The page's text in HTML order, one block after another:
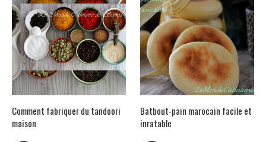
Comment fabriquer du tandoori
maison
Batbout-pain marocain facile et
inratable